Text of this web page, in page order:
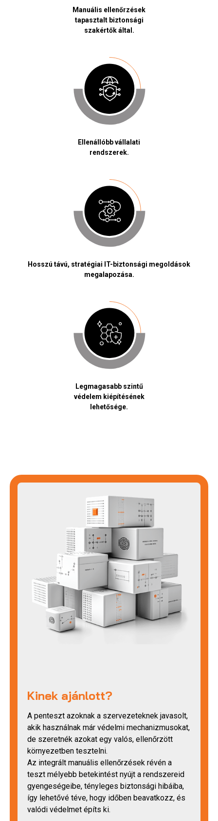
Manuális ellenőrzések
tapasztalt biztonsági
szakértők által.
Ellenállóbb vállalati
rendszerek.
Hosszú távú, stratégiai IT-biztonsági megoldások
megalapozása.
Legmagasabb szintű
védelem kiépítésének
lehetősége.
Kinek ajánlott?
A penteszt azoknak a szervezeteknek javasolt,
akik használnak már védelmi mechanizmusokat,
de szeretnék azokat egy valós, ellenőrzött
környezetben tesztelni.
Az integrált manuális ellenőrzések révén a
teszt mélyebb betekintést nyújt a rendszereid
gyengeségeibe, tényleges biztonsági hibáiba,
így lehetővé téve, hogy időben beavatkozz, és
valódi védelmet építs ki.